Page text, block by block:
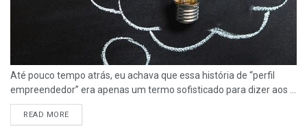
Até pouco tempo atrás, eu achava que essa história de “perfil
empreendedor” era apenas um termo sofisticado para dizer aos ...
READ MORE